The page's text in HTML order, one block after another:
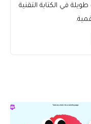
في الكتابة التقنية